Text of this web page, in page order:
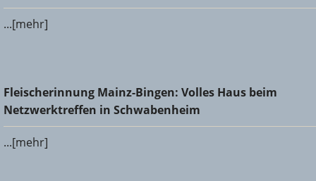
...[mehr]
Fleischerinnung Mainz-Bingen: Volles Haus beim
Netzwerktreffen in Schwabenheim
Fleischerinnung Mainz-Bingen: Volles Haus beim
Netzwerktreffen in Schwabenheim
...[mehr]